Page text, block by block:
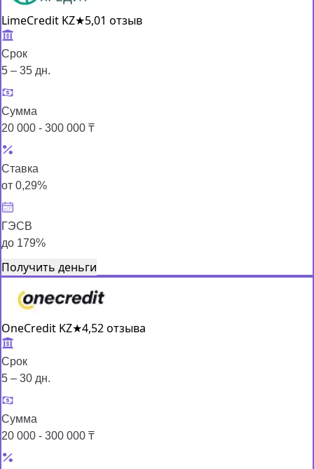
LimeCredit KZ★5,01 отзыв
Срок
5 – 35 дн.
Сумма
20 000 - 300 000 ₸
Ставка
от 0,29%
ГЭСВ
до 179%
Получить деньги
OneCredit KZ★4,52 отзыва
Срок
5 – 30 дн.
Сумма
20 000 - 300 000 ₸